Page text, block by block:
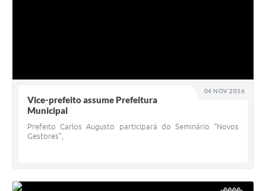
04 NOV 2016
Vice-prefeito assume Prefeitura
Municipal
Prefeito Carlos Augusto participará do Seminário “Novos
Gestores”,